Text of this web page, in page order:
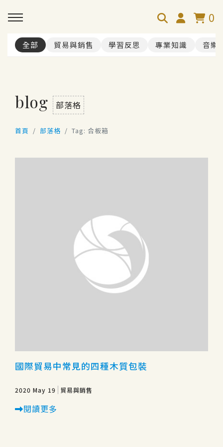
0
全部 貿易與銷售 學習反思 專業知識 音樂
blog 部落格
首頁 部落格 Tag: 合板箱
國際貿易中常見的四種木質包裝
2020 May 19 貿易與銷售
閱讀更多